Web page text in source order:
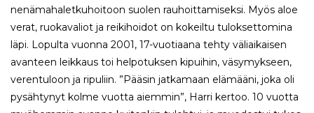
nenämahaletkuhoitoon suolen rauhoittamiseksi. Myös aloe
verat, ruokavaliot ja reikihoidot on kokeiltu tuloksettomina
läpi. Lopulta vuonna 2001, 17-vuotiaana tehty väliaikaisen
avanteen leikkaus toi helpotuksen kipuihin, väsymykseen,
verentuloon ja ripuliin. ”Pääsin jatkamaan elämääni, joka oli
pysähtynyt kolme vuotta aiemmin”, Harri kertoo. 10 vuotta